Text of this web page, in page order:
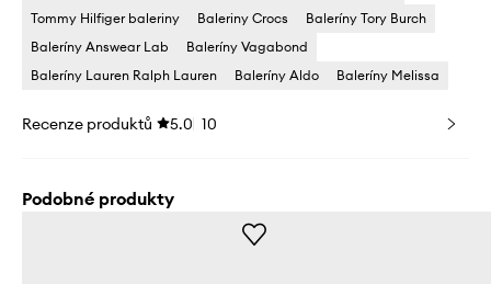
Tommy Hilfiger baleriny Baleriny Crocs
Baleríny Tory Burch
Baleríny Answear Lab
Baleríny Vagabond
Baleríny Lauren Ralph Lauren
Baleríny Aldo Baleríny Melissa
Recenze produktů 5.0 10
Podobné produkty